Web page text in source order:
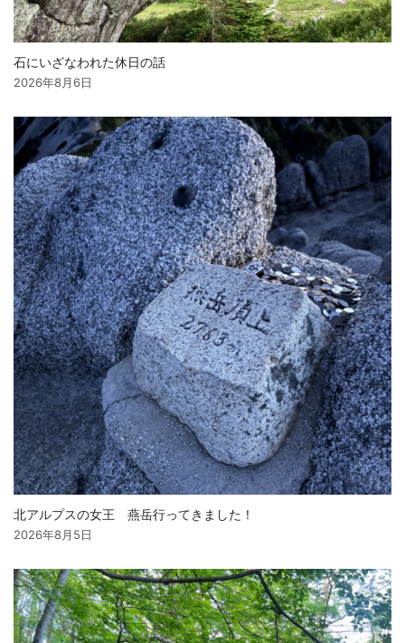
石にいざなわれた休日の話
2026年8月6日
北アルプスの女王 燕岳行ってきました！
2026年8月5日